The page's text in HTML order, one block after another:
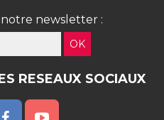
newsletter :
OK
RESEAUX SOCIAUX